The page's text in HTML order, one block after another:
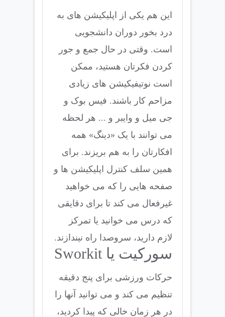
این هم یکی از اپلیکیشن های به
درد بخور دوران دانشجویی
است. وقتی در حال جمع و جور
کردن فکرتان هستید، ممکن
است نوتیفیکیشن های زیادی
مزاحم کار باشند. فیس بوک و
جی میل و وایبر و ... هر لحظه
می توانند با یک «دینگ» همه
افکارتان را به هم بریزند. برای
همین سلف کنترل اپلیکیشن ها و
صفحه هایی را که می خواهید
غیرفعال می کند تا برای دقایقی
که درس می خوانید یا تمرکز
لازم دارید، سروصدا راه نیندازند.
سورکیت یا Sworkit
حرکات ورزشی برای پنج دقیقه
تنظیم می کند و می توانید آنها را
در هر زمان خالی که پیدا کردید،